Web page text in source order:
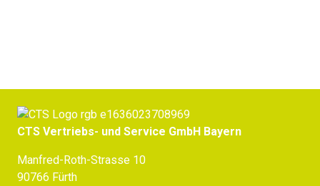
CTS Vertriebs- und Service GmbH Bayern
Manfred-Roth-Strasse 10
90766 Fürth